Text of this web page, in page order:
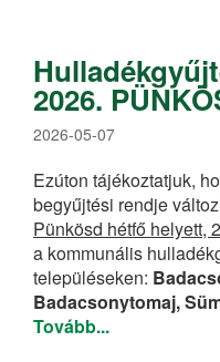
Lomtalanítás
Zöldhulladék
Saját beszállítás
Hírek
Ügyfélszolgálat
2026.
2026-05-07
Ezúton tájékoztatjuk,
begyűjtési rendje
Pünkösd hétfő helyett,
a kommunális
településeken:
Badacsonytomaj,
Tovább...